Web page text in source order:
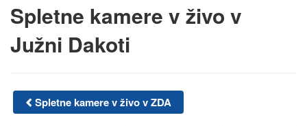
Spletne kamere v živo v
Južni Dakoti
Spletne kamere v živo v ZDA